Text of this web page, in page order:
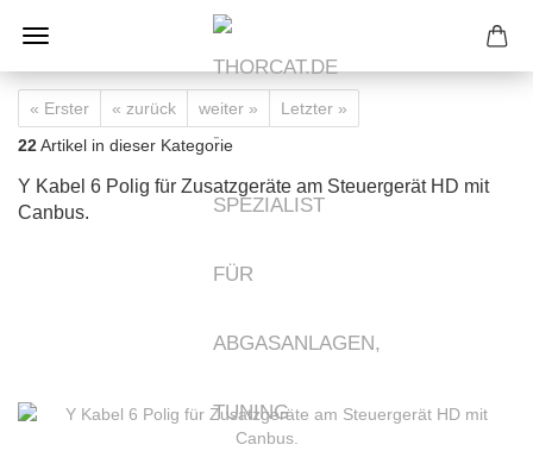
« Erster « zurück weiter »
Letzter »
22Artikel in dieser Kategorie
Y Kabel 6 Polig für Zusatzgeräte am Steuergerät HD mit
Canbus.